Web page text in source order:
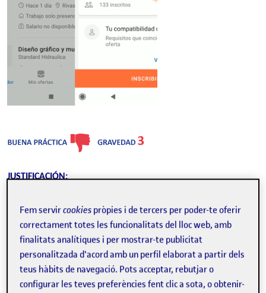
JUSTIFICACIÓN:
sigue viéndose en la lista, aunque para señalarte que ya lo has
leído el texto cambia de negro a gris.Aunque el cambio de color
es un acierto para comunicarte que ya has accedido a él, crea
desconcierto y sobre todo es innecesario que siga allí.
Fem servircookies pròpies i de tercers per poder-te oferir
correctament totes les funcionalitats del lloc web, amb
finalitats analítiques i per mostrar-te publicitat
personalitzada d'acord amb un perfil elaborat a partir dels
teus hàbits de navegació. Pots acceptar, rebutjar o
configurar les teves preferències fent clic a sota, o obtenir-